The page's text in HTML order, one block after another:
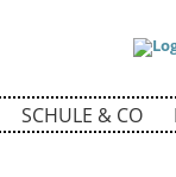
SCHULE & CO